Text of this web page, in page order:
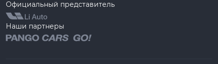
Официальный представитель
Наши партнеры